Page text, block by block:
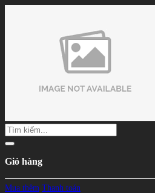
Giỏ hàng
Mua thêm Thanh toán